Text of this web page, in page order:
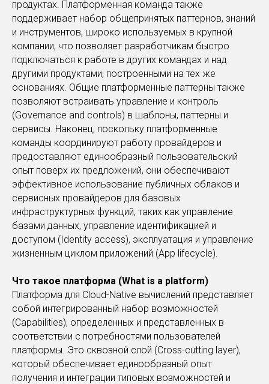
продуктах. Платформенная команда также
поддерживает набор общепринятых паттернов, знаний
и инструментов, широко используемых в крупной
компании, что позволяет разработчикам быстро
подключаться к работе в других командах и над
другими продуктами, построенными на тех же
основаниях. Общие платформенные паттерны также
позволяют встраивать управление и контроль
(Governance and controls) в шаблоны, паттерны и
сервисы. Наконец, поскольку платформенные
команды координируют работу провайдеров и
предоставляют единообразный пользовательский
опыт поверх их предложений, они обеспечивают
эффективное использование публичных облаков и
сервисных провайдеров для базовых
инфраструктурных функций, таких как управление
базами данных, управление идентификацией и
доступом (Identity access), эксплуатация и управление
жизненным циклом приложений (App lifecycle).
Что такое платформа (What is a platform)
Платформа для Cloud-Native вычислений представляет
собой интегрированный набор возможностей
(Capabilities), определенных и представленных в
соответствии с потребностями пользователей
платформы. Это сквозной слой (Cross-cutting layer),
который обеспечивает единообразный опыт
получения и интеграции типовых возможностей и